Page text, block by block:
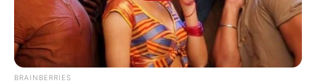
BRAINBERRIES